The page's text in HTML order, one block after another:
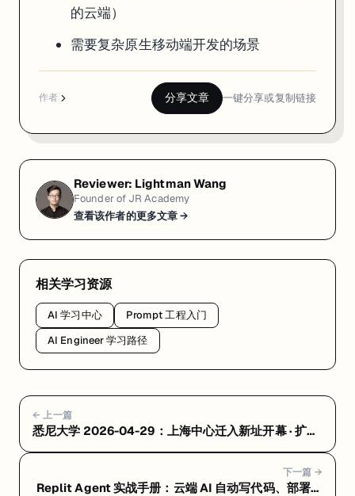
的云端）
需要复杂原生移动端开发的场景
作者 分享文章 一键分享或复制链接
Reviewer: Lightman Wang
Founder of JR Academy
查看该作者的更多文章 →
相关学习资源
AI 学习中心
Prompt 工程入门
AI Engineer 学习路径
← 上一篇
悉尼大学 2026-04-29：上海中心迁入新址开幕 · 扩大
持重点领域留学 + NSW 考拉哨兵计划 · 六地种群基因与
疾病长期追踪
下一篇 →
Replit Agent 实战手册：云端 AI 自动写代码、部署一